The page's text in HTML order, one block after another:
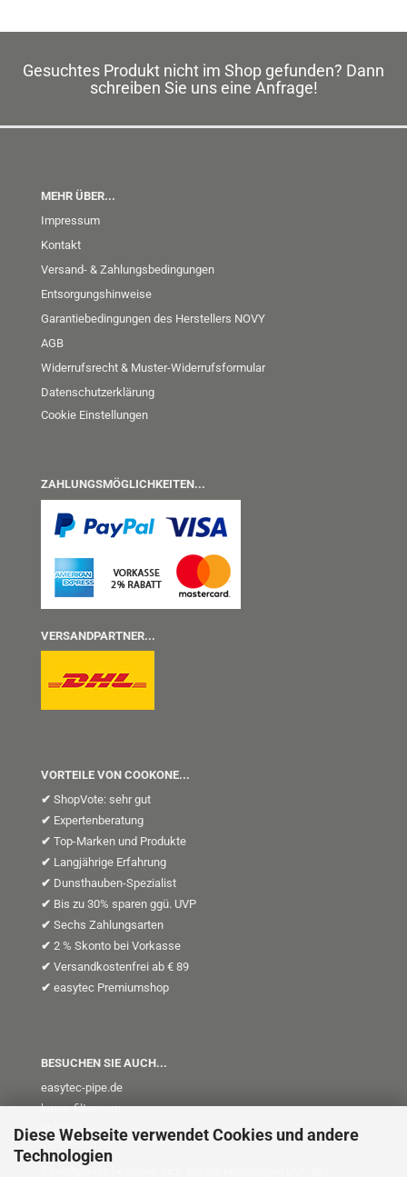
Diese Webseite verwendet Cookies und andere
Technologien
Gesuchtes Produkt nicht im Shop gefunden? Dann
schreiben Sie uns eine Anfrage!
MEHR ÜBER...
Impressum
Kontakt
Versand- & Zahlungsbedingungen
Entsorgungshinweise
Garantiebedingungen des Herstellers NOVY
AGB
Widerrufsrecht & Muster-Widerrufsformular
Datenschutzerklärung
Cookie Einstellungen
ZAHLUNGSMÖGLICHKEITEN...
VERSANDPARTNER...
VORTEILE VON COOKONE...
✔ ShopVote: sehr gut
✔ Expertenberatung
✔ Top-Marken und Produkte
✔ Langjährige Erfahrung
✔ Dunsthauben-Spezialist
✔ Bis zu 30% sparen ggü. UVP
✔ Sechs Zahlungsarten
✔ 2 % Skonto bei Vorkasse
✔ Versandkostenfrei ab € 89
✔ easytec Premiumshop
BESUCHEN SIE AUCH...
easytec-pipe.de
kruse-filter.com
kt-plus .de